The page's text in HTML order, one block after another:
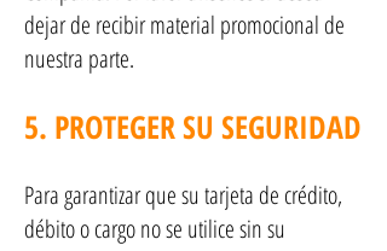
dejar de recibir material promocional de
nuestra parte.
5. PROTEGER SU SEGURIDAD
Para garantizar que su tarjeta de crédito,
débito o cargo no se utilice sin su